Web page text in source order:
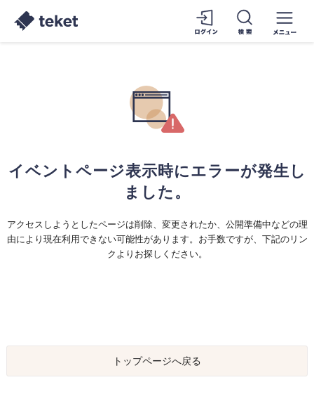
イベントページ表示時にエラーが発生し
ました。
アクセスしようとしたページは削除、変更されたか、公開準備中などの理
由により現在利用できない可能性があります。お手数ですが、下記のリン
クよりお探しください。
トップページへ戻る